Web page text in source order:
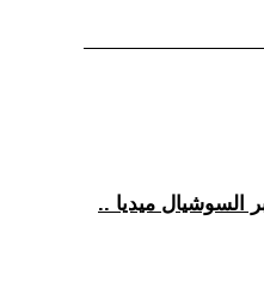
السوشيال ميديا ..